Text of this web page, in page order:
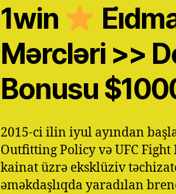
1win
Mərcləri >>
Bonusu
2015-ci ilin iyul ayından
Outfitting Policy və UFC
kainat üzrə eksklüziv
əməkdaşlıqda yaradılan